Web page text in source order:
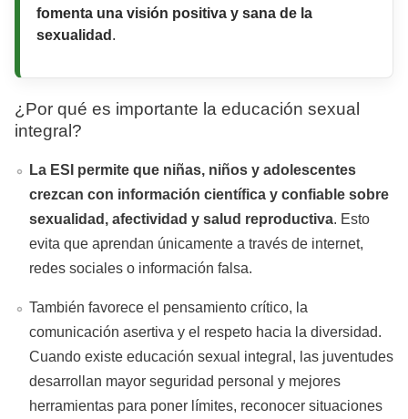
fomenta una visión positiva y sana de la
sexualidad .
¿Por qué es importante la educación sexual
integral?
La ESI permite que niñas, niños y adolescentes
crezcan con información científica y confiable sobre
sexualidad, afectividad y salud reproductiva. Esto
evita que aprendan únicamente a través de internet,
redes sociales o información falsa.
También favorece el pensamiento crítico, la
comunicación asertiva y el respeto hacia la diversidad.
Cuando existe educación sexual integral, las juventudes
desarrollan mayor seguridad personal y mejores
herramientas para poner límites, reconocer situaciones